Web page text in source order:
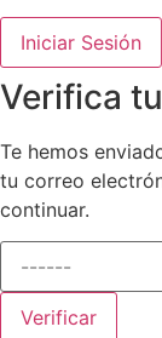
Iniciar Sesión
Verifica
Te hemos
tu correo
continuar.
Verificar